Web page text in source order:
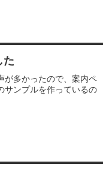
た
が多かったので、案内ペ
サンプルを作っているの